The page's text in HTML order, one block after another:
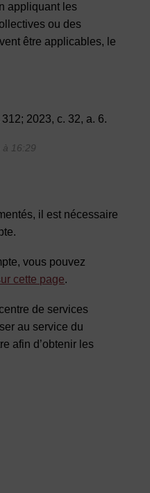
appliquant les
ou des
être applicables, le
2023, c. 32, a. 6.
à 16:29
il est nécessaire
vous pouvez
cette page.
de services
au service du
afin d’obtenir les